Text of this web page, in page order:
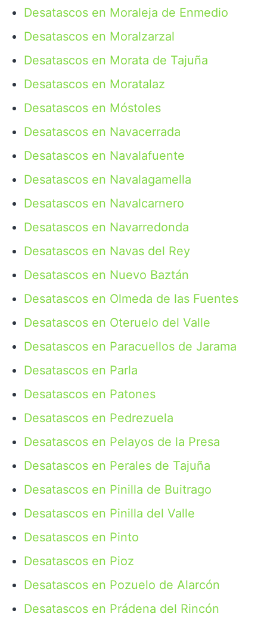
Desatascos en Moraleja de Enmedio
Desatascos en Moralzarzal
Desatascos en Morata de Tajuña
Desatascos en Moratalaz
Desatascos en Móstoles
Desatascos en Navacerrada
Desatascos en Navalafuente
Desatascos en Navalagamella
Desatascos en Navalcarnero
Desatascos en Navarredonda
Desatascos en Navas del Rey
Desatascos en Nuevo Baztán
Desatascos en Olmeda de las Fuentes
Desatascos en Oteruelo del Valle
Desatascos en Paracuellos de Jarama
Desatascos en Parla
Desatascos en Patones
Desatascos en Pedrezuela
Desatascos en Pelayos de la Presa
Desatascos en Perales de Tajuña
Desatascos en Pinilla de Buitrago
Desatascos en Pinilla del Valle
Desatascos en Pinto
Desatascos en Pioz
Desatascos en Pozuelo de Alarcón
Desatascos en Prádena del Rincón